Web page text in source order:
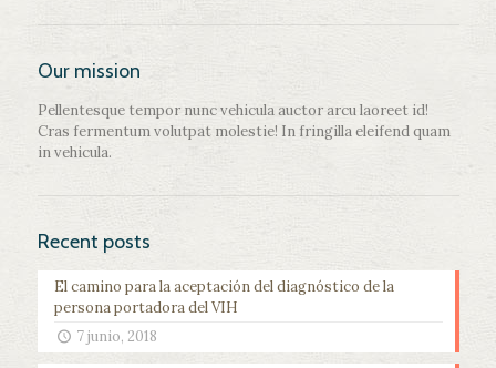
Our mission
Pellentesque tempor nunc vehicula auctor arcu laoreet id!
Cras fermentum volutpat molestie! In fringilla eleifend quam
in vehicula.
Recent posts
El camino para la aceptación del diagnóstico de la
persona portadora del VIH
7 junio, 2018